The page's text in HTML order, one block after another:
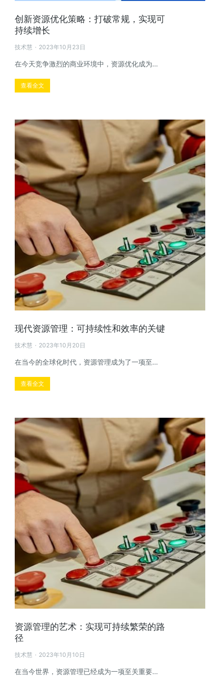
创新资源优化策略：打破常规，实现可
持续增长
技术慧 2023年10月23日
在今天竞争激烈的商业环境中，资源优化成为…
查看全文
现代资源管理：可持续性和效率的关键
技术慧 2023年10月20日
在当今的全球化时代，资源管理成为了一项至…
查看全文
资源管理的艺术：实现可持续繁荣的路
径
技术慧 2023年10月10日
在当今世界，资源管理已经成为一项至关重要…